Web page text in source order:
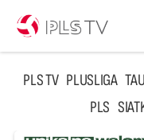
PLS TV PLUSLIGA
PLS